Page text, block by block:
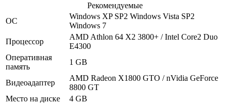
Рекомендуемые
ОС
Windows XP SP2 Windows Vista SP2
Windows 7
Процессор
AMD Athlon 64 X2 3800+ / Intel Core2 Duo
E4300
Оперативная
память
1 GB
Видеоадаптер
AMD Radeon X1800 GTO / nVidia GeForce
8800 GT
Место на диске
4 GB